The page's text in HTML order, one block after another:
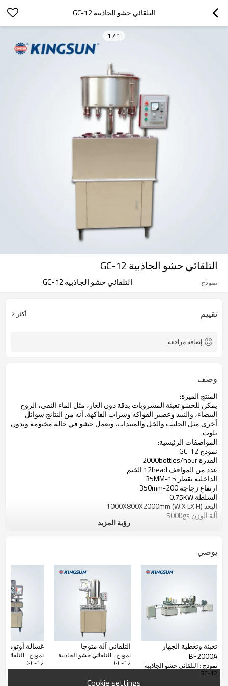
التلقائي حشو الجاذبية GC-12
1
/
1
التلقائي حشو الجاذبية GC-12
نموذج التلقائي حشو الجاذبية GC-12
تقييم أكثر
إضافة مراجعة
وصف
المنتج الميزة:
يمكن للحشوتعبئة المشروبات بدقةدون الغاز، مثل الماء النقي، الروح
البيضاء، والنبيذوعصير الفواكه وشراب الفاكهة.أنه من النتائج سوائل
أخرى مثل الحليب والخل والمبيدات.ويعمل حشو في حالة مختومة وبدون
تلوث.
المواصفات الرئيسية:
نموذج
GC-12
القدرة2000bottles/hour
عدد من المواقف 12head الختم
الداخلية بقطر 15-
35MM
ارتفاعزجاجة200-
350mm
السلطة0.75KW
البعد(
WXLXH
)
1000X800X2000mm
آلة الوزن 500Kgs
رؤية المزيد
يوصي
تعبئة وتغطية الجهاز
BF2000A
نموذج : التلقائي حشو الجاذبية
GC-12
التلقائي آلة متوجا
نموذج : التلقائي حشو الجاذبية
GC-12
غسالة
نموذج : التلقائي
GC-12
Cookie settings